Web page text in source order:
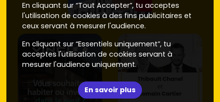
En cliquant sur “Tout Accepter”, tu acceptes
l'utilisation de cookies à des fins publicitaires et
ceux servant à mesurer l'audience.
En cliquant sur “Essentiels uniquement”, tu
acceptes l'utilisation de cookies servant à
mesurer l'audience uniquement.
En savoir plus